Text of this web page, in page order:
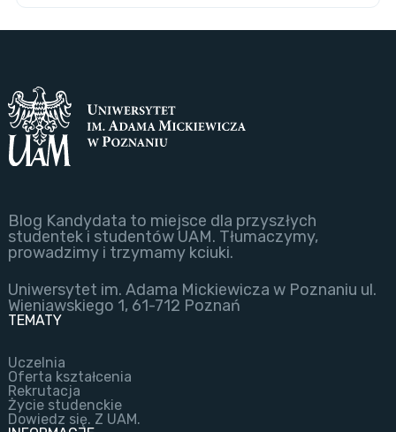
Blog Kandydata to miejsce dla przyszłych
studentek i studentów UAM. Tłumaczymy,
prowadzimy i trzymamy kciuki.
Uniwersytet im. Adama Mickiewicza w Poznaniu ul.
Wieniawskiego 1, 61-712 Poznań
TEMATY
Uczelnia
Oferta kształcenia
Rekrutacja
Życie studenckie
Dowiedz się. Z UAM.